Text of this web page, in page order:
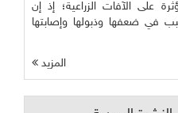
على الآفات الزراعية؛ إذ إن
في ضعفها وذبولها وإصابتها
المزيد